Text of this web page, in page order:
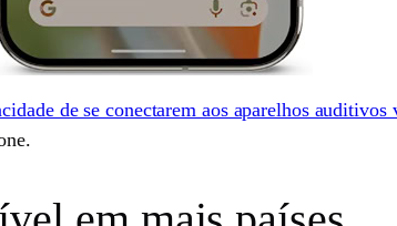
de se conectarem aos aparelhos